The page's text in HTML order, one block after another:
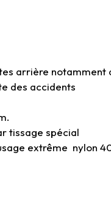
arrière notamment
des accidents
tissage spécial
extrême nylon